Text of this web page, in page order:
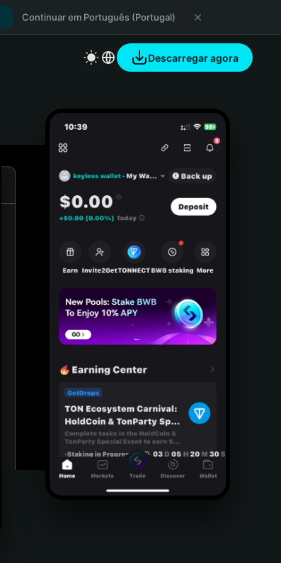
Continuar em Português (Portugal)
Descarregar agora